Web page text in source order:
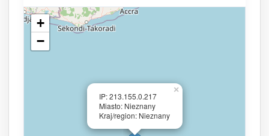
IP: 213.155.0.217
Miasto: Nieznany
Kraj/region: Nieznany
×
+
−